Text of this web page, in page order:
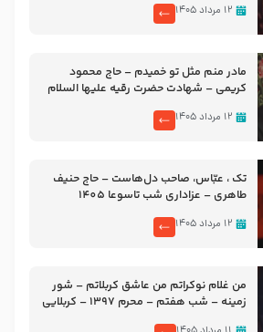
۱۲ مرداد ۱۴۰۵
مادر منم مثل تو خمیدم – حاج محمود
کریمی – شهادت حضرت رقیه علیها السلام
۱۲ مرداد ۱۴۰۵
تک ، عبّاس، صاحب دل‌هاست – حاج حنیف
طاهری – عزاداری شب تاسوعا 1405
۱۲ مرداد ۱۴۰۵
من غلام نوکراتم من عاشق کربلاتم – شور
زمینه – شب هفتم – محرم 1397 – کربلایی